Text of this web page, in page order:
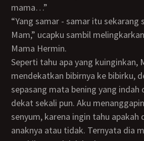
mama…”
“Yang samar - samar itu sekarang sudah jadi jelas ya
Mam,” ucapku sambil
Mama Hermin.
Seperti tahu apa yang kuinginkan, Mama Hermin
mendekatkan bibirnya ke bibirku,
sepasang mata bening yang indah
dekat sekali pun. Aku
senyum, karena ingin tahu apakah
anaknya atau tidak. Ternyata dia